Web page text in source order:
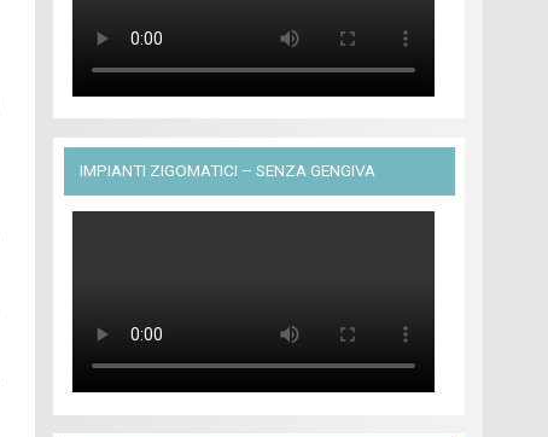
IMPIANTI ZIGOMATICI – SENZA GENGIVA